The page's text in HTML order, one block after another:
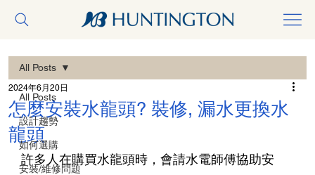
All Posts
設計趨勢
如何選購
安裝/維修問題
All Posts
怎麼安裝水龍頭? 裝修, 漏水更換水
龍頭
2024年6月20日
許多人在購買水龍頭時，會請水電師傅協助安